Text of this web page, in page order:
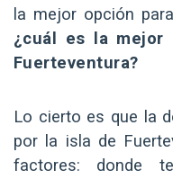
la mejor opción
¿cuál es la mejor
Fuerteventura?
Lo cierto es que la
por la isla de
factores: donde